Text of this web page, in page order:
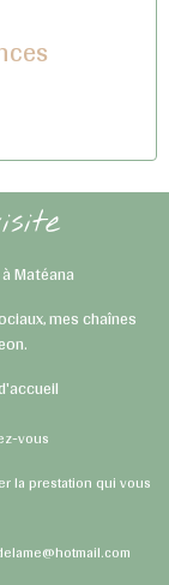
Matéana
mes chaînes
vous
la prestation qui vous